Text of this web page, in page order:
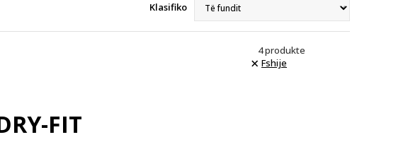
Klasifiko
4produkte
Fshije
FIT